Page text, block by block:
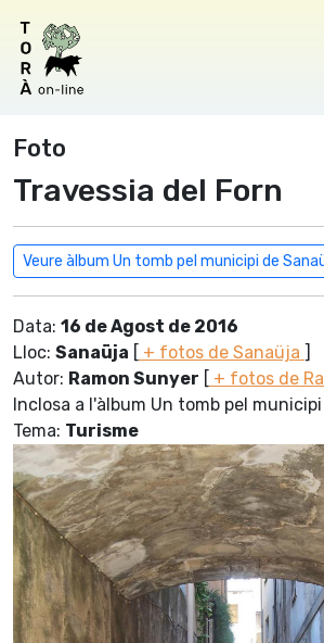
Foto
Travessia del Forn
Veure àlbum Un tomb pel municipi de
Data: 16 de Agost de 2016
Lloc: Sanaüja [ + fotos de Sanaüja ]
Autor: Ramon Sunyer [ + fotos de
Inclosa a l'àlbum Un tomb pel
Tema: Turisme